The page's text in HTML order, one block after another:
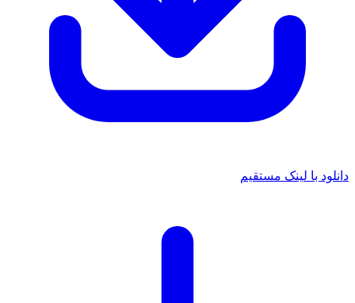
دانلود با لینک مستقیم